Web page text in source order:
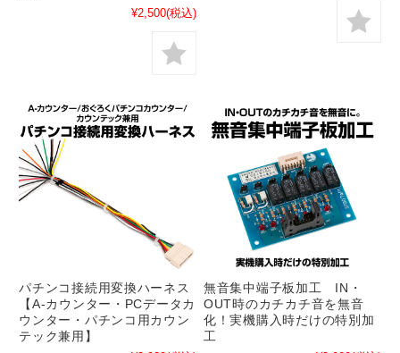
¥2,500(税込)
パチンコ接続用変換ハーネス
【A-カウンター・PCデータカ
ウンター・パチンコ用カウン
テック兼用】
無音集中端子板加工 IN・
OUT時のカチカチ音を無音
化！実機購入時だけの特別加
工